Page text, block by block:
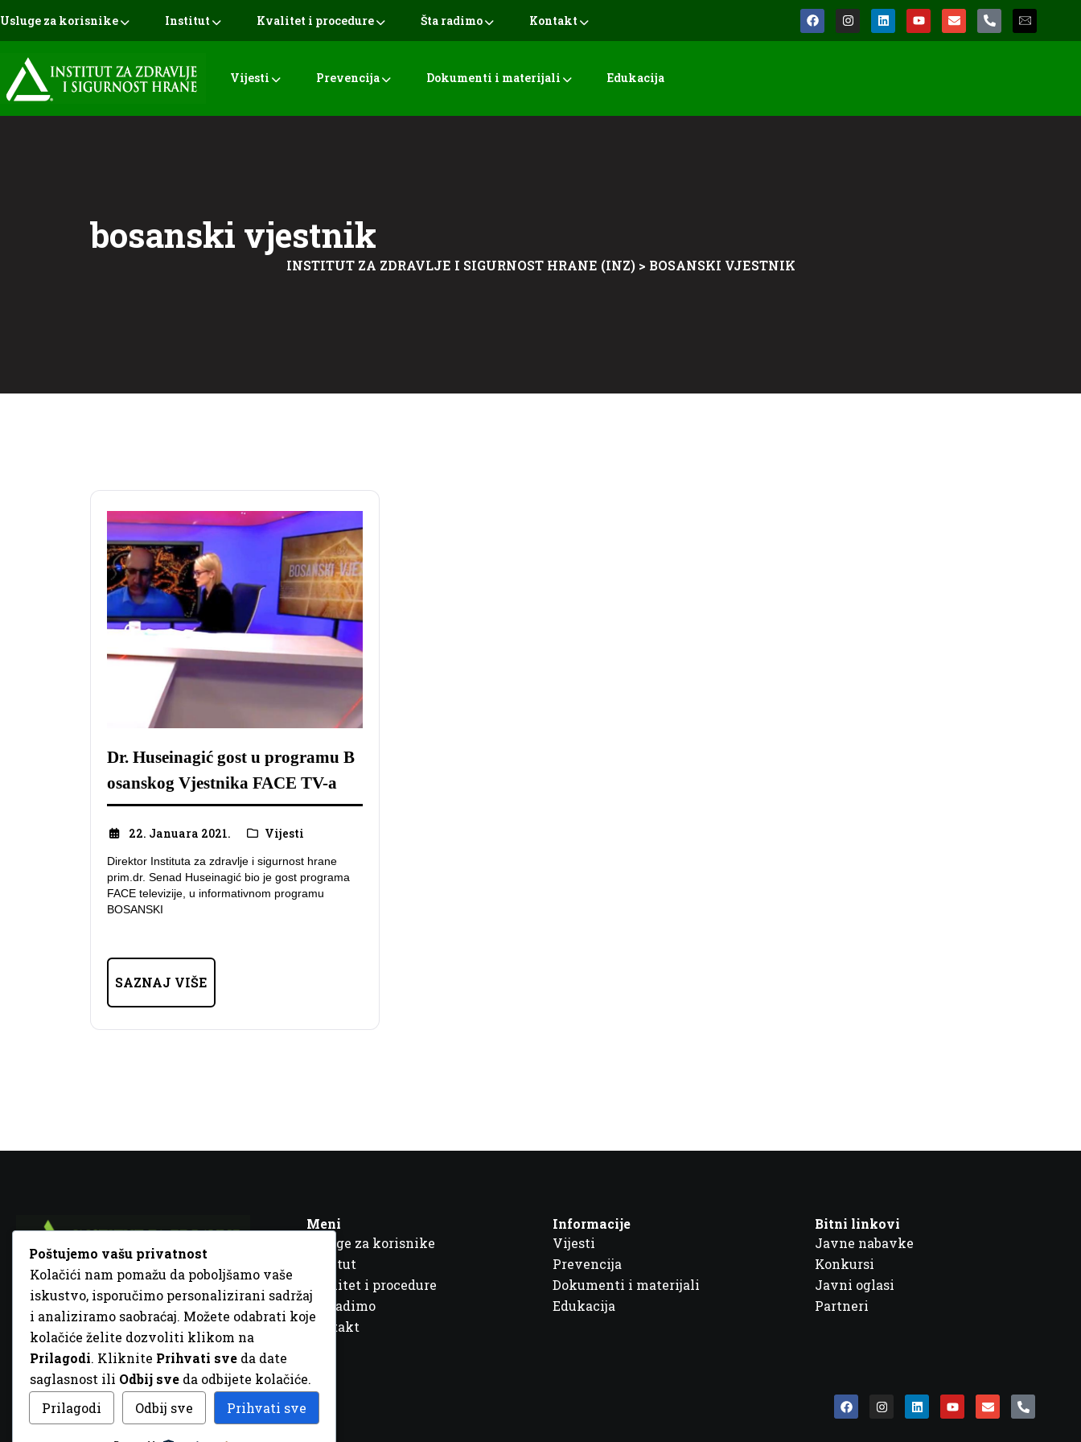
Usluge za korisnike Institut Kvalitet i procedure Šta radimo Kontakt
Vijesti Prevencija Dokumenti i materijali Edukacija
bosanski vjestnik
INSTITUT ZA ZDRAVLJE I SIGURNOST HRANE (INZ) > BOSANSKI VJESTNIK
Dr. Huseinagić gost u programu B
osanskog Vjestnika FACE TV-a
22. Januara 2021. Vijesti
Direktor Instituta za zdravlje i sigurnost hrane
prim.dr. Senad Huseinagić bio je gost programa
FACE televizije, u informativnom programu
BOSANSKI
SAZNAJ VIŠE
Fra Ivana Jukića br. 2, 72000 Zenica, BiH
+387 32 448 001
info@inz.ba
http://www.inz.ba
Meni
Usluge za korisnike
Institut
Kvalitet i procedure
Šta radimo
Kontakt
Informacije
Vijesti
Prevencija
Dokumenti i materijali
Edukacija
Bitni linkovi
Javne nabavke
Konkursi
Javni oglasi
Partneri
© 2026 Sva prava zadržana. DizajnGordonDM
Poštujemo vašu privatnost
Kolačići nam pomažu da poboljšamo vaše
iskustvo, isporučimo personalizirani sadržaj
i analiziramo saobraćaj. Možete odabrati koje
kolačiće želite dozvoliti klikom na
Prilagodi. Kliknite Prihvati sve da date
saglasnost ili Odbij sve da odbijete kolačiće.
Prilagodi
Odbij sve Prihvati sve